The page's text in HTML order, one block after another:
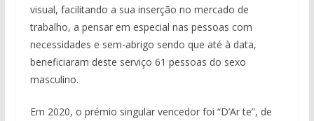
visual, facilitando a sua inserção no mercado de
trabalho, a pensar em especial nas pessoas com
necessidades e sem-abrigo sendo que até à data,
beneficiaram deste serviço 61 pessoas do sexo
masculino.
Em 2020, o prémio singular vencedor foi “D’Ar te”, de